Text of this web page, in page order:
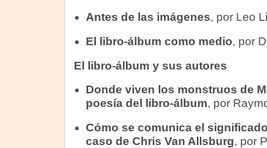
Antes de las imágenes, por Leo
El libro-álbum como medio, por
El libro-álbum y sus autores
Donde viven los monstruos de
poesía del libro-álbum, por
Cómo se comunica el
caso de Chris Van Allsburg, por